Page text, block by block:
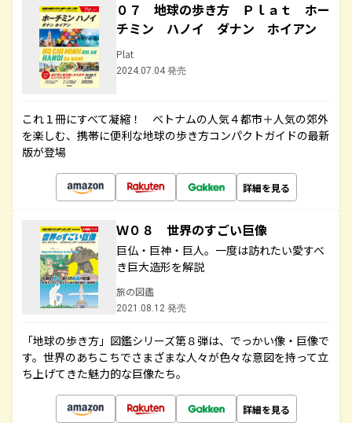
０７ 地球の歩き方 Ｐｌａｔ ホー
チミン ハノイ ダナン ホイアン
Plat
2024.07.04 発売
これ１冊にすべて凝縮！ ベトナムの人気４都市＋人気の郊外
を楽しむ、携帯に便利な地球の歩き方コンパクトガイドの最新
版が登場
詳細を見る
Ｗ０８ 世界のすごい巨像
巨仏・巨神・巨人。一度は訪れたい愛すべ
き巨大造形を解説
旅の図鑑
2021.08.12 発売
「地球の歩き方」図鑑シリーズ第８弾は、でっかい像・巨像で
す。世界のあちこちでさまざまな人々が色々な意図を持って立
ち上げてきた魅力的な巨像たち。
詳細を見る